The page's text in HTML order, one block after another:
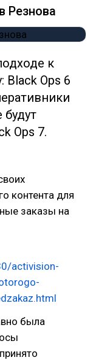
Резнова
к
Black Ops 6
будут
Ops 7.
контента для
заказы на
activision-
была